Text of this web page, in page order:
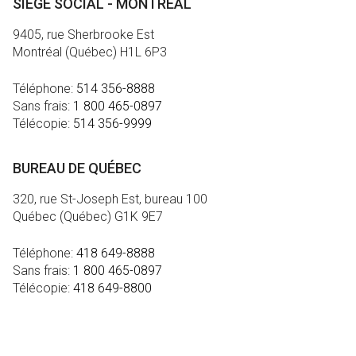
SIÈGE SOCIAL - MONTRÉAL
9405, rue Sherbrooke Est
Montréal (Québec) H1L 6P3
Téléphone: 514 356-8888
Sans frais: 1 800 465-0897
Télécopie: 514 356-9999
BUREAU DE QUÉBEC
320, rue St-Joseph Est, bureau 100
Québec (Québec) G1K 9E7
Téléphone: 418 649-8888
Sans frais: 1 800 465-0897
Télécopie: 418 649-8800